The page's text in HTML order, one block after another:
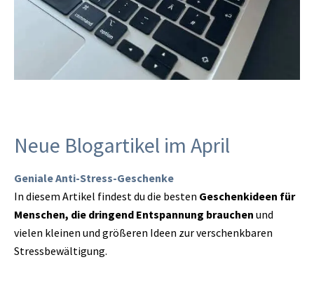
Neue Blogartikel im April
Geniale Anti-Stress-Geschenke
In diesem Artikel findest du die besten Geschenkideen für
Menschen, die dringend Entspannung brauchen und
vielen kleinen und größeren Ideen zur verschenkbaren
Stressbewältigung.